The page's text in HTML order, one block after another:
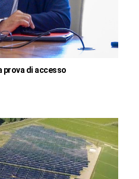
prova di accesso